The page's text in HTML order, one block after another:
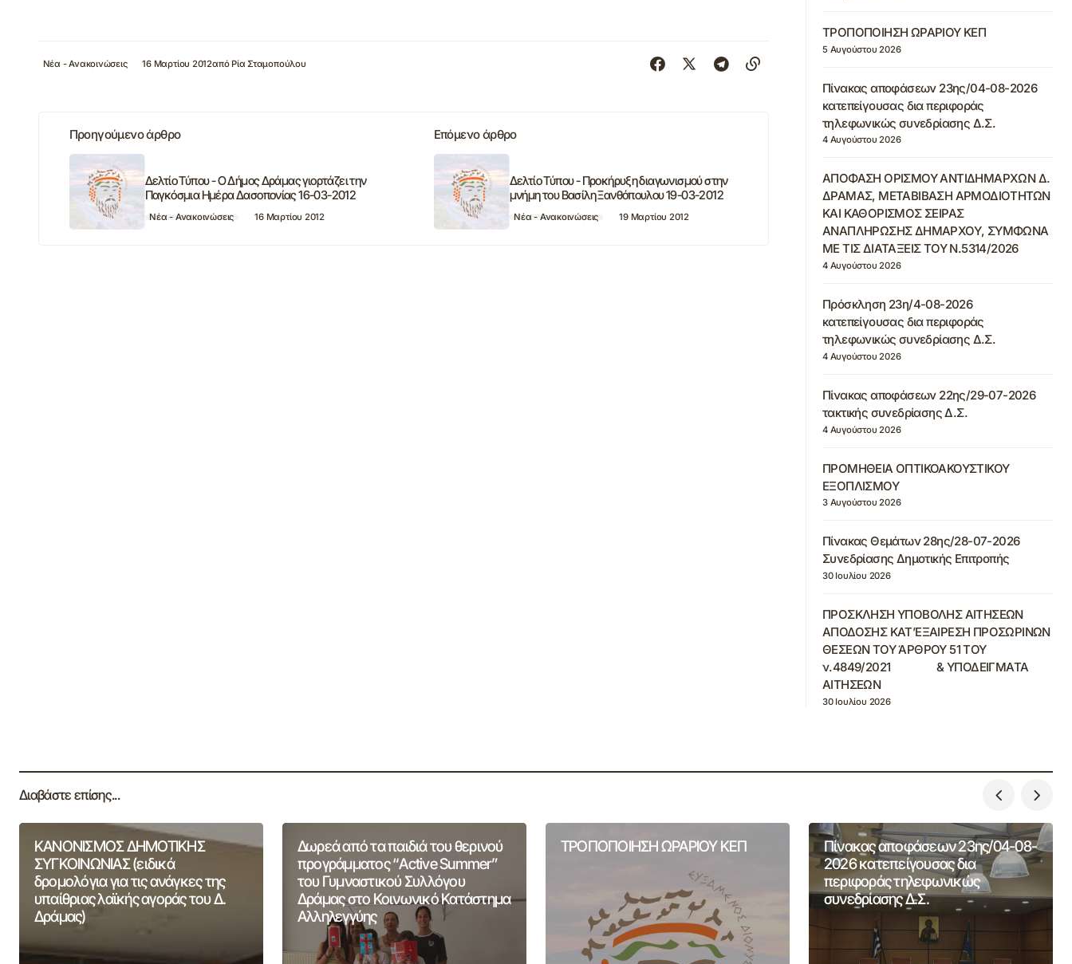
Νέα - Ανακοινώσεις 16 Μαρτίου 2012από Ρία Σταμοπούλου
Προηγούμενο άρθρο
Δελτίο Τύπου - Ο Δήμος Δράμας γιορτάζει την
Παγκόσμια Ημέρα Δασοπονίας 16-03-2012
Νέα - Ανακοινώσεις 16 Μαρτίου 2012
Επόμενο άρθρο
Δελτίο Τύπου - Προκήρυξη διαγωνισμού στην
μνήμη του Βασίλη Ξανθόπουλου 19-03-2012
Νέα - Ανακοινώσεις 19 Μαρτίου 2012
ΤΡΟΠΟΠΟΙΗΣΗ ΩΡΑΡΙΟΥ ΚΕΠ
5 Αυγούστου 2026
Πίνακας αποφάσεων 23ης/04-08-2026
κατεπείγουσας δια περιφοράς
τηλεφωνικώς συνεδρίασης Δ.Σ.
4 Αυγούστου 2026
ΑΠΟΦΑΣΗ ΟΡΙΣΜΟΥ ΑΝΤΙΔΗΜΑΡΧΩΝ Δ.
ΔΡΑΜΑΣ, ΜΕΤΑΒΙΒΑΣΗ ΑΡΜΟΔΙΟΤΗΤΩΝ
ΚΑΙ ΚΑΘΟΡΙΣΜΟΣ ΣΕΙΡΑΣ
ΑΝΑΠΛΗΡΩΣΗΣ ΔΗΜΑΡΧΟΥ, ΣΥΜΦΩΝΑ
ΜΕ ΤΙΣ ΔΙΑΤΑΞΕΙΣ ΤΟΥ Ν.5314/2026
4 Αυγούστου 2026
Πρόσκληση 23η/4-08-2026
κατεπείγουσας δια περιφοράς
τηλεφωνικώς συνεδρίασης Δ.Σ.
4 Αυγούστου 2026
Πίνακας αποφάσεων 22ης/29-07-2026
τακτικής συνεδρίασης Δ.Σ.
4 Αυγούστου 2026
ΠΡΟΜΗΘΕΙΑ ΟΠΤΙΚΟΑΚΟΥΣΤΙΚΟΥ
ΕΞΟΠΛΙΣΜΟΥ
3 Αυγούστου 2026
Πίνακας Θεμάτων 28ης/28-07-2026
Συνεδρίασης Δημοτικής Επιτροπής
30 Ιουλίου 2026
ΠΡΟΣΚΛΗΣΗ ΥΠΟΒΟΛΗΣ ΑΙΤΗΣΕΩΝ
ΑΠΟΔΟΣΗΣ ΚΑΤ’ΕΞΑΙΡΕΣΗ ΠΡΟΣΩΡΙΝΩΝ
ΘΕΣΕΩΝ ΤΟΥ ΆΡΘΡΟΥ 51 ΤΟΥ
ν.4849/2021 & ΥΠΟΔΕΙΓΜΑΤΑ
ΑΙΤΗΣΕΩΝ
30 Ιουλίου 2026
Διαβάστε επίσης...
ΚΑΝΟΝΙΣΜΟΣ ΔΗΜΟΤΙΚΗΣ
ΣΥΓΚΟΙΝΩΝΙΑΣ (ειδικά
δρομολόγια για τις ανάγκες της
υπαίθριας λαϊκής αγοράς του Δ.
Δράμας)
Δωρεά από τα παιδιά του θερινού
προγράμματος “Active Summer”
του Γυμναστικού Συλλόγου
Δράμας στο Κοινωνικό Κατάστημα
Αλληλεγγύης
ΤΡΟΠΟΠΟΙΗΣΗ ΩΡΑΡΙΟΥ ΚΕΠ
Πίνακας αποφάσεων 23ης/04-08-
2026 κατεπείγουσας δια
περιφοράς τηλεφωνικώς
συνεδρίασης Δ.Σ.